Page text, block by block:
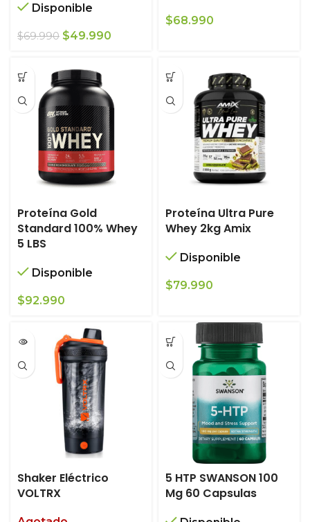
Disponible
$69.990 El
era:
$69.990.
$49.990
$49.990.
$68.990
Proteína Gold
Standard 100% Whey
5 LBS
Disponible
$92.990
Proteína Ultra Pure
Whey 2kg Amix
Disponible
$79.990
Shaker Eléctrico
VOLTRX
5 HTP SWANSON 100
Mg 60 Capsulas